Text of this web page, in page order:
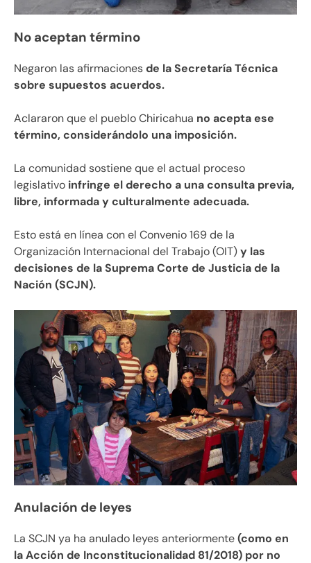
No aceptan término
Negaron las afirmacionesde la Secretaría Técnica
sobre supuestos acuerdos.
Aclararon que el pueblo Chiricahua no acepta ese
término, considerándolo una imposición.
La comunidad sostiene que el actual proceso
legislativo infringe el derecho a una consulta previa,
libre, informada y culturalmente adecuada.
Esto está en línea con el Convenio 169 de la
Organización Internacional del Trabajo (OIT)y las
decisiones de la Suprema Corte de Justicia de la
Nación (SCJN).
Anulación de leyes
La SCJN ya ha anulado leyes anteriormente(como en
la Acción de Inconstitucionalidad 81/2018) por no